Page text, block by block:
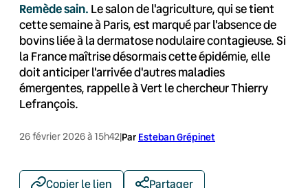
Remède sain. Le salon de l'agriculture, qui se tient
cette semaine à Paris, est marqué par l'absence de
bovins liée à la dermatose nodulaire contagieuse. Si
la France maîtrise désormais cette épidémie, elle
doit anticiper l'arrivée d'autres maladies
émergentes, rappelle à Vert le chercheur Thierry
Lefrançois.
26 février 2026 à 15h42|Par Esteban Grépinet
Copier le lien Partager